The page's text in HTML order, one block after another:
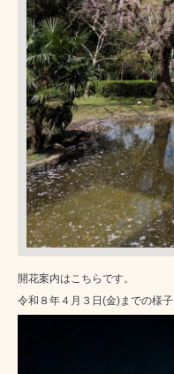
開花案内はこちらです。
令和８年４月３日(金)までの様子